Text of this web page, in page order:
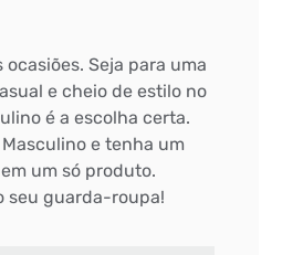
Seja para uma
e cheio de estilo no
é a escolha certa.
e tenha um
um só produto.
seu guarda-roupa!